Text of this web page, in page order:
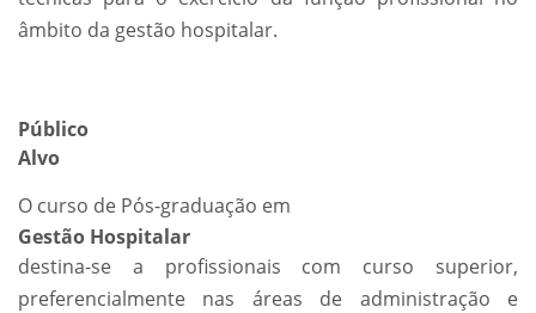
âmbito da gestão hospitalar.
Público
Alvo
O curso de Pós-graduação em
Gestão Hospitalar
destina-se a profissionais com curso superior,
preferencialmente nas áreas de administração e